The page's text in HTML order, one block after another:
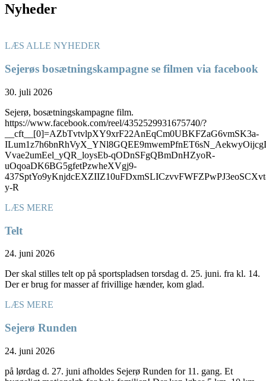
Nyheder
LÆS ALLE NYHEDER
Sejerøs bosætningskampagne se filmen via facebook
30. juli 2026
Sejerø, bosætningskampagne film.
https://www.facebook.com/reel/4352529931675740/?
__cft__[0]=AZbTvtvlpXY9xrF22AnEqCm0UBKFZaG6vmSK3a-
Vvae2umEel_yQR_loysEb-qODnSFgQBmDnHZyoR-
uOqoaDK6BG5gfetPzwheXVgj9-
y-R
LÆS MERE
Telt
24. juni 2026
Der skal stilles telt op på sportspladsen torsdag d. 25. juni. fra kl. 14.
Der er brug for masser af frivillige hænder, kom glad.
LÆS MERE
Sejerø Runden
24. juni 2026
på lørdag d. 27. juni afholdes Sejerø Runden for 11. gang. Et